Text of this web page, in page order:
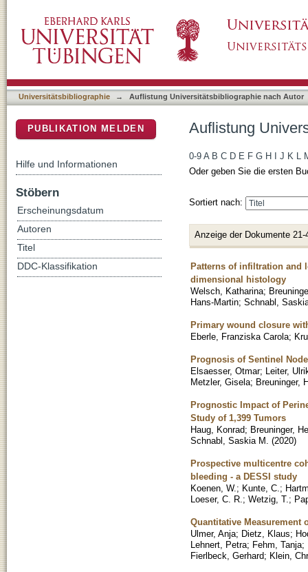
Universitätsbibliographie → Auflistung Universitätsbibliographie nach Autor
Auflistung
0-9 A B C D E F G H J K L
Oder geben Sie die ersten
Sortiert nach:
Anzeige der Dokumente 21-
Patterns of infiltration and
dimensional histology
Welsch, Katharina;
Hans-Martin; Schnabl,
Primary wound closure
Eberle, Franziska Carola;
Prognosis of Sentinel
Elsaesser, Otmar; Leiter,
Metzler, Gisela; Breuninger,
Prognostic Impact of
Study of 1,399 Tumors
Haug, Konrad; Breuninger,
Schnabl, Saskia M. (2020)
Prospective multicentre
bleeding - a DESSI study
Koenen, W. ; Kunte, C. ;
Loeser, C. R. ; Wetzig, T. ;
Quantitative Measurement
Ulmer, Anja; Dietz, Klaus;
Lehnert, Petra; Fehm, Tanja;
Fierlbeck, Gerhard; Klein,
PUBLIKATION MELDEN
Hilfe und Informationen
Stöbern
Erscheinungsdatum
Autoren
Titel
DDC-Klassifikation